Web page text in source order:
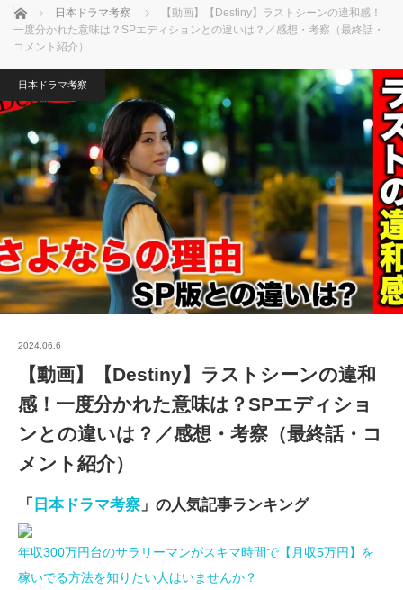
ホーム 日本ドラマ考察
【動画】【Destiny】ラストシーンの違和感！
一度分かれた意味は？SPエディションとの違いは？／感想・考察（最終話・
コメント紹介）
日本ドラマ考察
2024.06.6
【動画】【Destiny】ラストシーンの違和
感！一度分かれた意味は？SPエディショ
ンとの違いは？／感想・考察（最終話・コ
メント紹介）
「 日本ドラマ考察 」の人気記事ランキング
年収300万円台のサラリーマンがスキマ時間で【月収5万円】を
稼いでる方法を知りたい人はいませんか？